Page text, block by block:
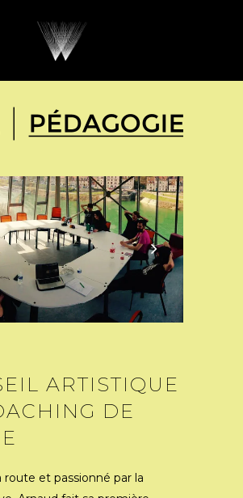
ARTISTIQUE
DE
route et passionné par la